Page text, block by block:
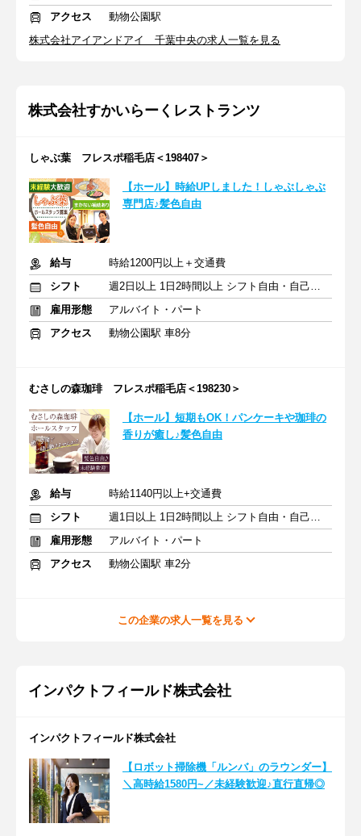
アクセス
動物公園駅
株式会社アイアンドアイ 千葉中央の求人一覧を見る
株式会社すかいらーくレストランツ
しゃぶ葉 フレスポ稲毛店＜198407＞
【ホール】時給UPしました！しゃぶしゃぶ
専門店♪髪色自由
給与
時給1200円以上＋交通費
シフト
週2日以上 1日2時間以上 シフト自由・自己申告
雇用形態
アルバイト・パート
アクセス
動物公園駅 車8分
むさしの森珈琲 フレスポ稲毛店＜198230＞
【ホール】短期もOK！パンケーキや珈琲の
香りが癒し♪髪色自由
給与
時給1140円以上+交通費
シフト
週1日以上 1日2時間以上 シフト自由・自己申告
雇用形態
アルバイト・パート
アクセス
動物公園駅 車2分
この企業の求人一覧を見る
インパクトフィールド株式会社
インパクトフィールド株式会社
【ロボット掃除機「ルンバ」のラウンダー】
＼高時給1580円~／未経験歓迎♪直行直帰◎